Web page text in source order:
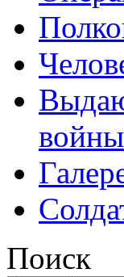
войны
Поиск